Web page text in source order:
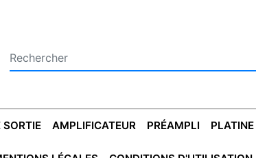
AMPLIFICATEUR PRÉAMPLI PLATINE